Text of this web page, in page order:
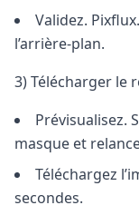
Validez.
l’arrière-plan.
3) Télécharger le
Prévisualisez.
masque et
Téléchargez
secondes.